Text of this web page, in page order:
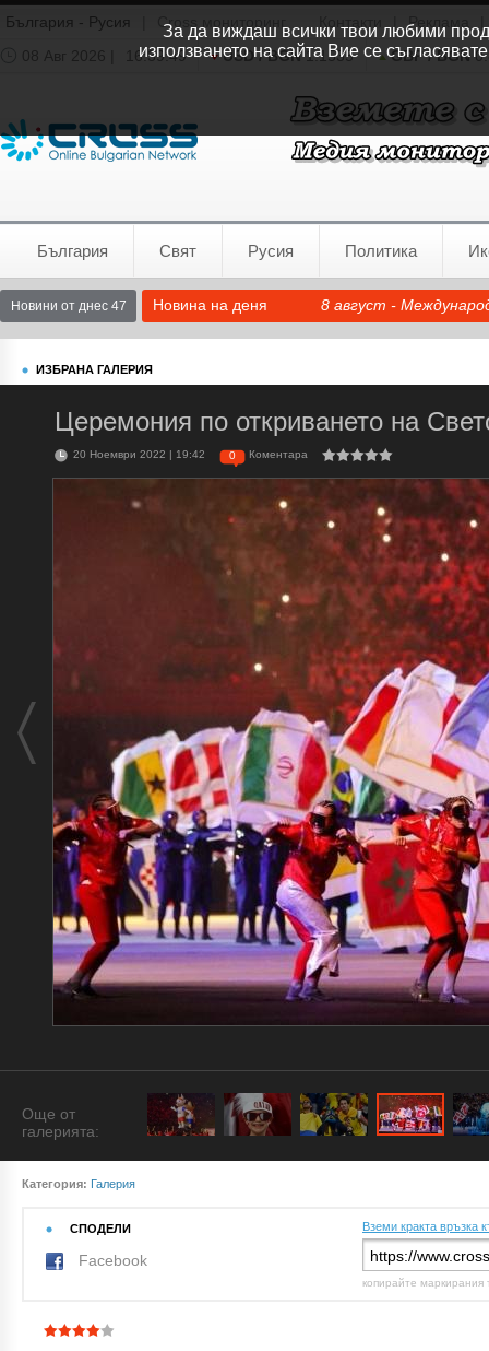
България - Русия Cross мониторинг Реклама
08 Авг 2026 |
16:39:50 USD / BGN1.1535 GBP / BGN
България Свят Русия Политика
Новини от днес 47 Новина на деня 8 август -
ИЗБРАНА ГАЛЕРИЯ
Церемония по откриването на
20 Ноември 2022 | 19:42 0 Коментара
Още от
галерията:
Категория: Галерия
СПОДЕЛИ
Facebook
Вземи кракта връзка
копирайте маркирания
За да виждаш всички твои любими
използването на сайта Вие се